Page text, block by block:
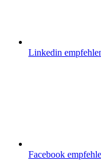
Linkedin
Facebook